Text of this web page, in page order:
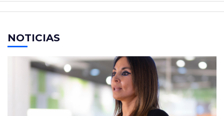
NOTICIAS